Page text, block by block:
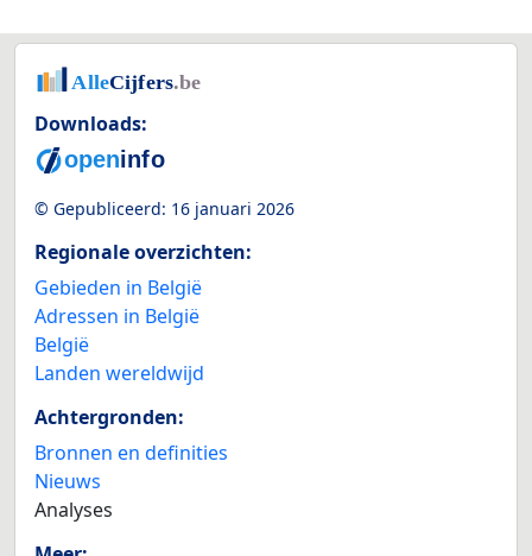
Downloads:
© Gepubliceerd: 16 januari 2026
Regionale overzichten:
Gebieden in België
Adressen in België
België
Landen wereldwijd
Achtergronden:
Bronnen en definities
Nieuws
Analyses